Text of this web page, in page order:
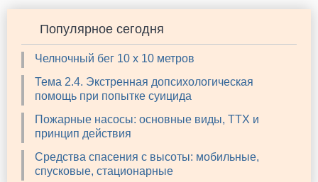
Популярное сегодня
Челночный бег 10 х 10 метров
Тема 2.4. Экстренная допсихологическая
помощь при попытке суицида
Пожарные насосы: основные виды, ТТХ и
принцип действия
Средства спасения с высоты: мобильные,
спусковые, стационарные